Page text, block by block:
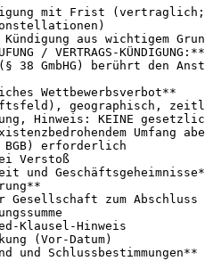
mit Frist
aus wichtigem
/ VERTRAGS-
38 GmbHG) berührt den
Wettbewerbsverbot**
geographisch,
Hinweis: KEINE
Umfang
BGB) erforderlich
Verstoß
Gesellschaft zum Abschluss
Klausel-Hinweis
(Vor-Datum)
und Schlussbestimmungen**